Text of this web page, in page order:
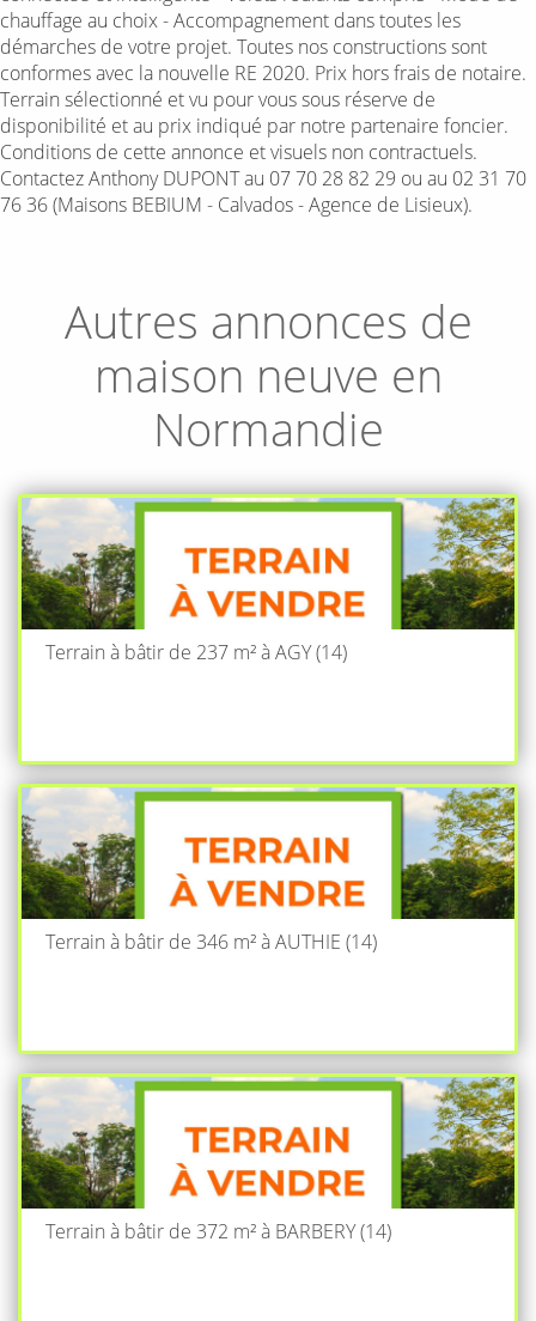
chauffage au choix - Accompagnement dans toutes les
démarches de votre projet. Toutes nos constructions sont
conformes avec la nouvelle RE 2020. Prix hors frais de notaire.
Terrain sélectionné et vu pour vous sous réserve de
disponibilité et au prix indiqué par notre partenaire foncier.
Conditions de cette annonce et visuels non contractuels.
Contactez Anthony DUPONT au 07 70 28 82 29 ou au 02 31 70
76 36 (Maisons BEBIUM - Calvados - Agence de Lisieux).
Autres annonces de
maison neuve en
Normandie
Terrain à bâtir de 237 m² à AGY (14)
Terrain à bâtir de 346 m² à AUTHIE (14)
Terrain à bâtir de 372 m² à BARBERY (14)